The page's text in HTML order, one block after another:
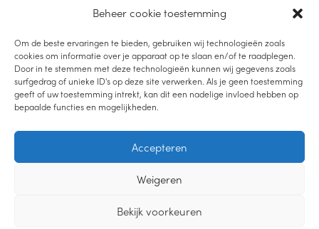
Beheer cookie toestemming
Om de beste ervaringen te bieden, gebruiken wij technologieën zoals
cookies om informatie over je apparaat op te slaan en/of te raadplegen.
Door in te stemmen met deze technologieën kunnen wij gegevens zoals
surfgedrag of unieke ID's op deze site verwerken. Als je geen toestemming
geeft of uw toestemming intrekt, kan dit een nadelige invloed hebben op
bepaalde functies en mogelijkheden.
Accepteren
Weigeren
Bekijk voorkeuren
LEES DE BLOG
BEKIJK YOUTUBE